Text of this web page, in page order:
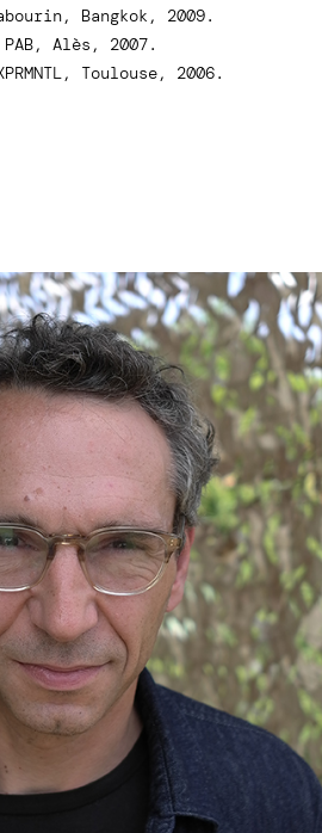
Bangkok, 2009.
PAB, Alès, 2007.
Toulouse, 2006.